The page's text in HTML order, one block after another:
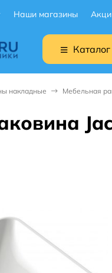
Наши магазины
Каталог
накладные Мебельная